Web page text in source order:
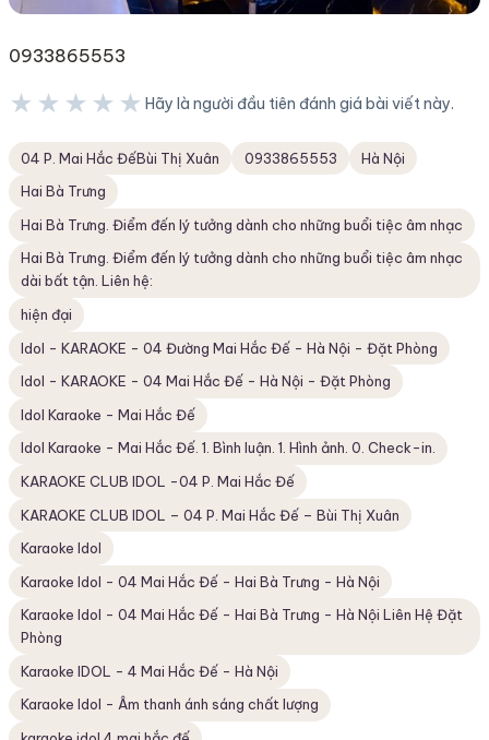
0933865553
★★★★★ Hãy là người đầu tiên đánh giá bài viết này.
04 P. Mai Hắc ĐếBùi Thị Xuân 0933865553
Hà Nội
Hai Bà Trưng
Hai Bà Trưng. Điểm đến lý tưởng dành cho những buổi tiệc âm nhạc
Hai Bà Trưng. Điểm đến lý tưởng dành cho những buổi tiệc âm nhạc
dài bất tận. Liên hệ:
hiện đại
Idol - KARAOKE - 04 Đường Mai Hắc Đế - Hà Nội - Đặt Phòng
Idol - KARAOKE - 04 Mai Hắc Đế - Hà Nội - Đặt Phòng
Idol Karaoke - Mai Hắc Đế
Idol Karaoke - Mai Hắc Đế. 1. Bình luận. 1. Hình ảnh. 0. Check-in.
KARAOKE CLUB IDOL -04 P. Mai Hắc Đế
KARAOKE CLUB IDOL – 04 P. Mai Hắc Đế – Bùi Thị Xuân
Karaoke Idol
Karaoke Idol - 04 Mai Hắc Đế - Hai Bà Trưng - Hà Nội
Karaoke Idol - 04 Mai Hắc Đế - Hai Bà Trưng - Hà Nội Liên Hệ Đặt
Phòng
Karaoke IDOL - 4 Mai Hắc Đế - Hà Nội
Karaoke Idol - Âm thanh ánh sáng chất lượng